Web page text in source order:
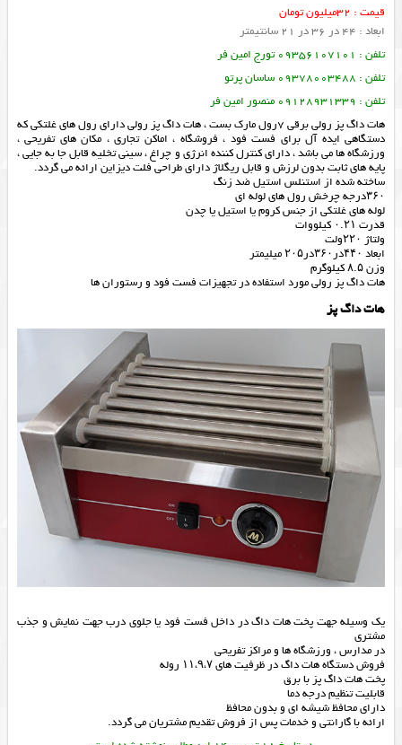
قیمت : 32میلیون تومان
ابعاد : 44 در 36 در 21 سانتیمتر
تلفن : 09356107101 تورج امین فر
تلفن : 09378003488 ساسان پرتو
تلفن : 09128931339 منصور امین فر
هات داگ پز رولی برقي ٧رول مارک بست ، هات داگ پز رولی دارای رول های غلتکی که
دستگاهی ایده آل برای فست فود ، فروشگاه ، اماکن تجاری ، مکان های تفریحی ،
ورزشگاه ها می باشد ، دارای کنترل کننده انرژی و چراغ ، سینی تخلیه قابل جا به جایی ،
پایه های ثابت بدون لرزش و قابل ریگلاژ دارای طراحی فلت دیزاین ارائه می گردد.
ساخته شده از استنلس استیل ضد زنگ
۳۶۰درجه چرخش رول های لوله ای
لوله های غلتکی از جنس کروم یا استیل یا چدن
قدرت ۰.۲۱ کیلووات
ولتاژ ۲۲۰ولت
ابعاد ۴۴۰در۳۶۰در۲۰۵ میلیمتر
وزن ۸.۵ کیلوگرم
هات داگ پز رولی مورد استفاده در تجهیزات فست فود و رستوران ها
هات داگ پز
یک وسیله جهت پخت هات داگ در داخل فست فود یا جلوی درب جهت نمایش و جذب
مشتری
در مدارس ، ورزشگاه ها و مراکز تفریحی
فروش دستگاه هات داگ در ظرفیت های ۱۱،۹،۷ روله
پخت هات داگ پز با برق
قابلیت تنظیم درجه دما
دارای محافظ شیشه ای و بدون محافظ
ارائه با گارانتی و خدمات پس از فروش تقدیم مشتریان می گردد.